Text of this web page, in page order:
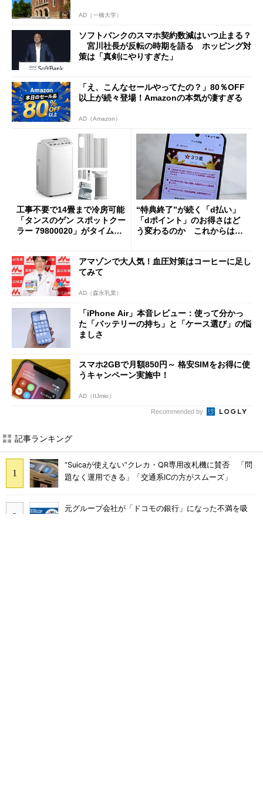
AD（一橋大学）
ソフトバンクのスマホ契約数減はいつ止まる？
宮川社長が反転の時期を語る ホッピング対
策は「真剣にやりすぎた」
「え、こんなセールやってたの？」80％OFF
以上が続々登場！Amazonの本気が凄すぎる
AD（Amazon）
工事不要で14畳まで冷房可能
「タンスのゲン スポットクー
ラー 79800020」がタイムセ
“特典終了”が続く「d払い」
「dポイント」のお得さはど
う変わるのか これからは
アマゾンで大人気！血圧対策はコーヒーに足し
てみて
AD（森永乳業）
「iPhone Air」本音レビュー：使って分かっ
た「バッテリーの持ち」と「ケース選び」の悩
ましさ
スマホ2GBで月額850円～ 格安SIMをお得に使
うキャンペーン実施中！
AD（IIJmio）
Recommended by
記事ランキング
“Suicaが使えない”クレカ・QR専用改札機に賛否 「問
題なく運用できる」「交通系ICの方がスムーズ」
元グループ会社が「ドコモの銀行」になった不満を吸